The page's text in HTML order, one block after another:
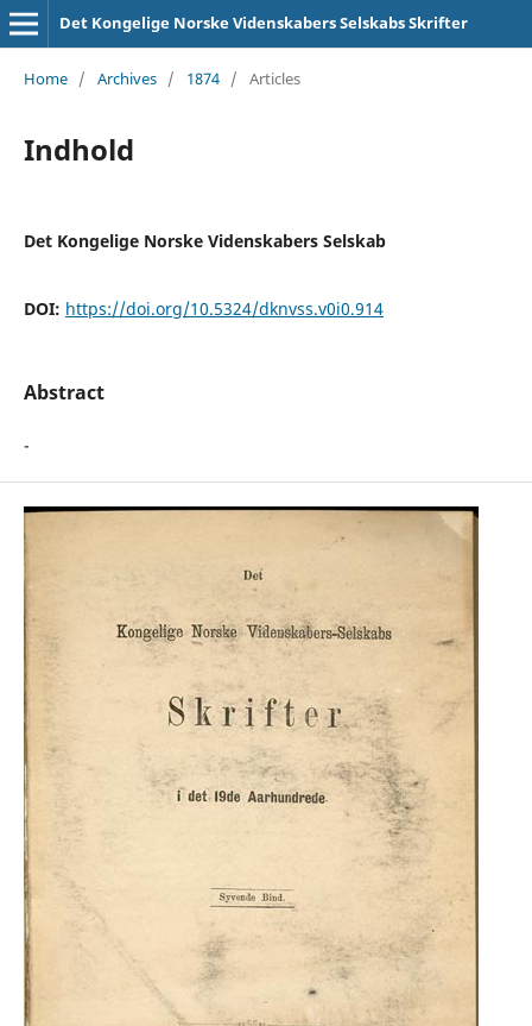
Det Kongelige Norske Videnskabers Selskabs Skrifter
Home / Archives / 1874 / Articles
Indhold
Det Kongelige Norske Videnskabers Selskab
DOI: https://doi.org/10.5324/dknvss.v0i0.914
Abstract
-